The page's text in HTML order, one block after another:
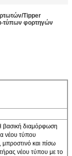
Tipper
τύπων φορτηγών
βασική διαμόρφωση
νέου τύπου
μπροστινό και πίσω
νέου τύπου με το